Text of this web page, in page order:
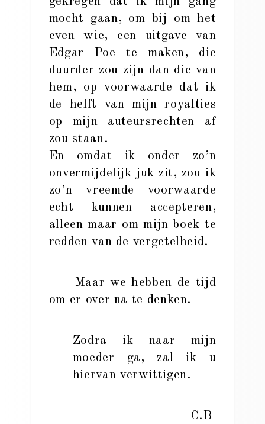
mocht gaan, om bij om het
even wie, een uitgave van
Edgar Poe te maken, die
duurder zou zijn dan die van
hem, op voorwaarde dat ik
de helft van mijn royalties
op mijn auteursrechten af
zou staan.
En omdat ik onder zo’n
onvermijdelijk juk zit, zou ik
zo’n vreemde voorwaarde
echt kunnen accepteren,
alleen maar om mijn boek te
redden van de vergetelheid.
Maar we hebben de tijd
om er over na te denken.
Zodra ik naar mijn
moeder ga, zal ik u
hiervan verwittigen.
C.B